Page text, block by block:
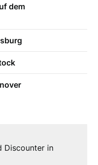
dem
Discounter in